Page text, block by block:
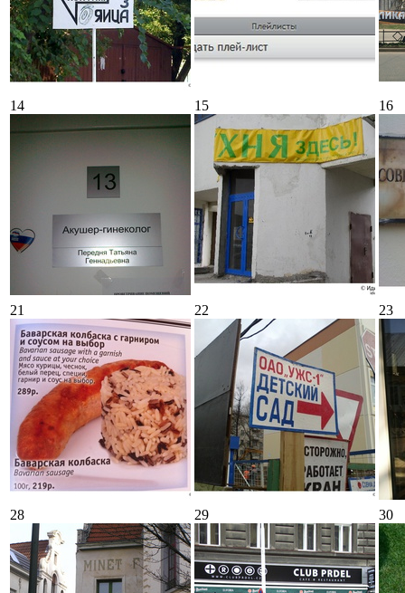
14 15 16
21 22 23
28 29 30